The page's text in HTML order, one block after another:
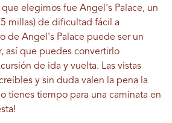
que elegimos fue Angel's Palace, un
millas) de dificultad fácil a
de Angel's Palace puede ser un
así que puedes convertirlo
de ida y vuelta. Las vistas
y sin duda valen la pena la
tienes tiempo para una caminata en